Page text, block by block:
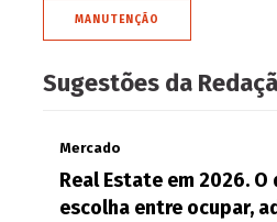
MANUTENÇÃO
Sugestões da
Mercado
Real Estate em 2026.
escolha entre ocupar,